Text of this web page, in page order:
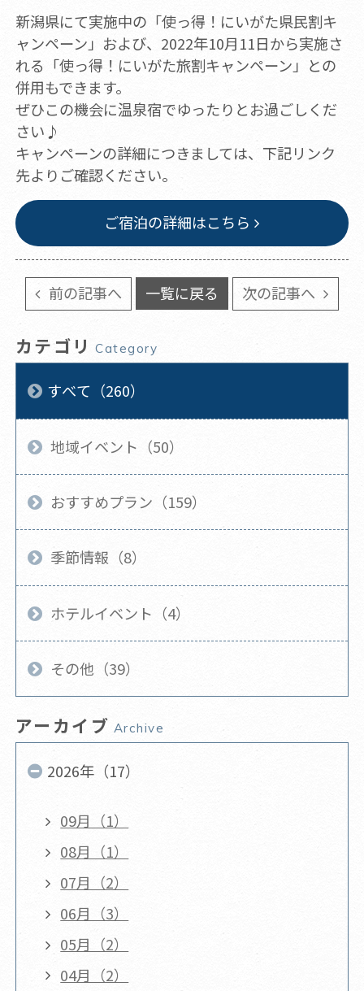
新潟県にて実施中の「使っ得！にいがた県民割キ
ャンペーン」および、2022年10月11日から実施さ
れる「使っ得！にいがた旅割キャンペーン」との
併用もできます。
ぜひこの機会に温泉宿でゆったりとお過ごしくだ
さい♪
キャンペーンの詳細につきましては、下記リンク
先よりご確認ください。
ご宿泊の詳細はこちら
前の記事へ 一覧に戻る 次の記事へ
カテゴリ Category
すべて（260）
地域イベント（50）
おすすめプラン（159）
季節情報（8）
ホテルイベント（4）
その他（39）
アーカイブ Archive
2026年（17）
09月（1）
08月（1）
07月（2）
06月（3）
05月（2）
04月（2）